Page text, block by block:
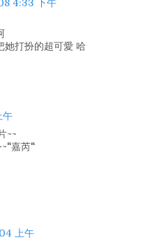
4:33 下午
她打扮的超可愛 哈
午
~~
嘉芮"
上午